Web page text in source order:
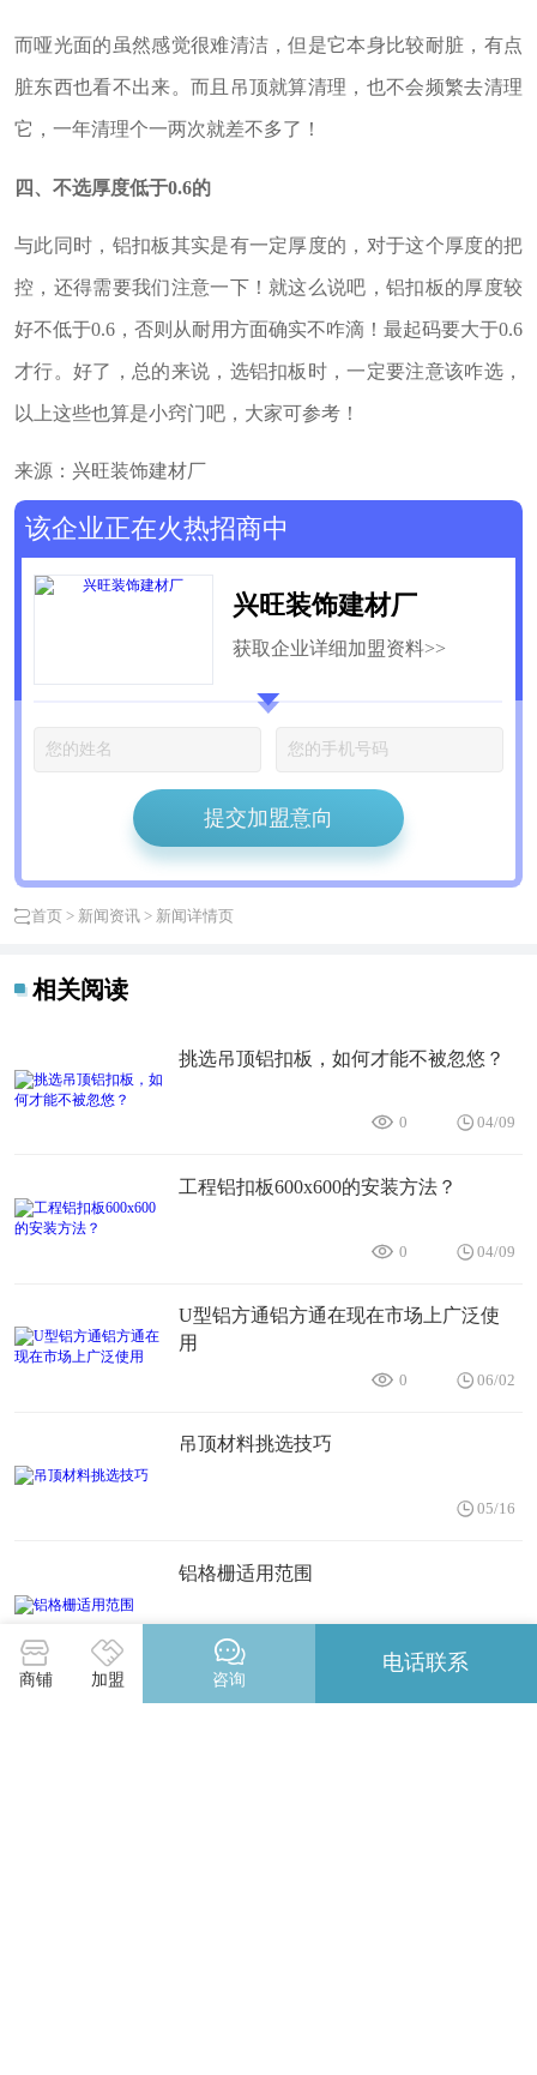
而哑光面的虽然感觉很难清洁，但是它本身比较耐脏，有点
脏东西也看不出来。而且吊顶就算清理，也不会频繁去清理
它，一年清理个一两次就差不多了！
四、不选厚度低于0.6的
与此同时，铝扣板其实是有一定厚度的，对于这个厚度的把
控，还得需要我们注意一下！就这么说吧，铝扣板的厚度较
好不低于0.6，否则从耐用方面确实不咋滴！最起码要大于0.6
才行。 好了，总的来说，选铝扣板时，一定要注意该咋选，
以上这些也算是小窍门吧，大家可参考！
来源：兴旺装饰建材厂
该企业正在火热招商中
兴旺装饰建材厂
获取企业详细加盟资料>>
提交加盟意向
首页> 新闻资讯> 新闻详情页
相关阅读
挑选吊顶铝扣板，如何才能不被忽悠？
0 04/09
工程铝扣板600x600的安装方法？
0 04/09
U型铝方通铝方通在现在市场上广泛使
用
0 06/02
吊顶材料挑选技巧
05/16
铝格栅适用范围
吸音板安装中龙骨的定位
商铺 加盟 咨询
电话联系